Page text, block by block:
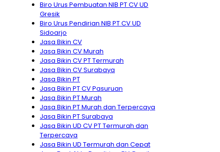
Biro Urus Pembuatan NIB PT CV UD
Gresik
Biro Urus Pendirian NIB PT CV UD
Sidoarjo
Jasa Bikin CV
Jasa Bikin CV Murah
Jasa Bikin CV PT Termurah
Jasa Bikin CV Surabaya
Jasa Bikin PT
Jasa Bikin PT CV Pasuruan
Jasa Bikin PT Murah
Jasa Bikin PT Murah dan Terpercaya
Jasa Bikin PT Surabaya
Jasa Bikin UD CV PT Termurah dan
Terpercaya
Jasa Bikin UD Termurah dan Cepat